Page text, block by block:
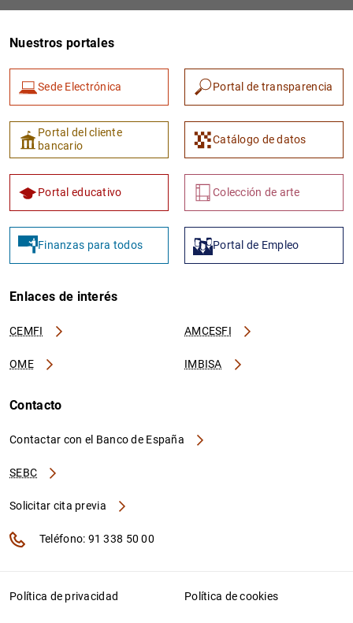
1 2
Nuestros portales
Sede Electrónica Portal de transparencia
Portal del cliente
bancario
Catálogo de datos
Portal educativo Colección de arte
Finanzas para todos Portal de Empleo
Enlaces de interés
CEMFI AMCESFI
OME IMBISA
Contacto
Contactar con el Banco de España
SEBC
Solicitar cita previa
Teléfono: 91 338 50 00
Política de privacidad Política de cookies